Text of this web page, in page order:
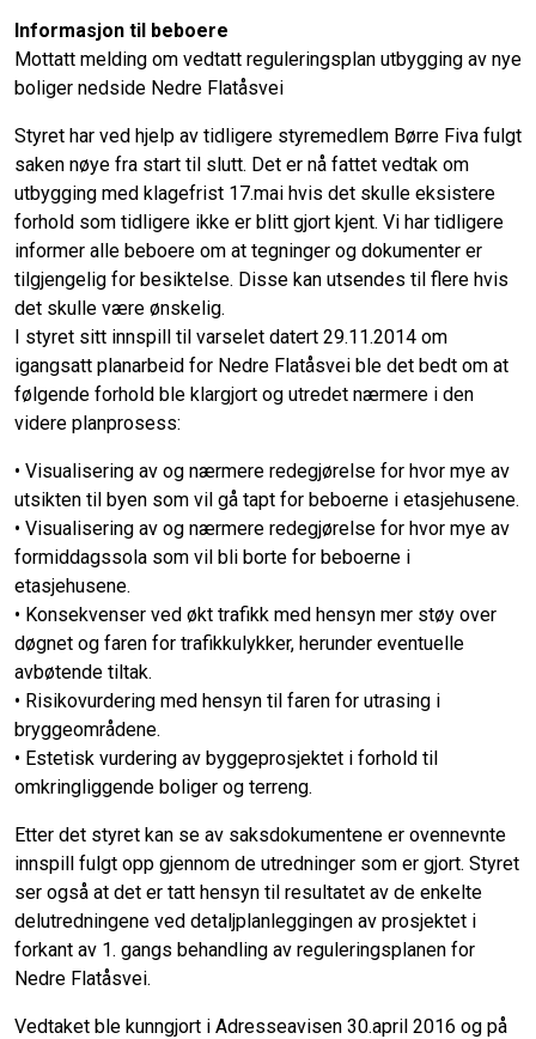
Informasjon til beboere
Mottatt melding om vedtatt reguleringsplan utbygging av nye
boliger nedside Nedre Flatåsvei
Styret har ved hjelp av tidligere styremedlem Børre Fiva fulgt
saken nøye fra start til slutt. Det er nå fattet vedtak om
utbygging med klagefrist 17.mai hvis det skulle eksistere
forhold som tidligere ikke er blitt gjort kjent. Vi har tidligere
informer alle beboere om at tegninger og dokumenter er
tilgjengelig for besiktelse. Disse kan utsendes til flere hvis
det skulle være ønskelig.
I styret sitt innspill til varselet datert 29.11.2014 om
igangsatt planarbeid for Nedre Flatåsvei ble det bedt om at
følgende forhold ble klargjort og utredet nærmere i den
videre planprosess:
• Visualisering av og nærmere redegjørelse for hvor mye av
utsikten til byen som vil gå tapt for beboerne i etasjehusene.
• Visualisering av og nærmere redegjørelse for hvor mye av
formiddagssola som vil bli borte for beboerne i
etasjehusene.
• Konsekvenser ved økt trafikk med hensyn mer støy over
døgnet og faren for trafikkulykker, herunder eventuelle
avbøtende tiltak.
• Risikovurdering med hensyn til faren for utrasing i
bryggeområdene.
• Estetisk vurdering av byggeprosjektet i forhold til
omkringliggende boliger og terreng.
Etter det styret kan se av saksdokumentene er ovennevnte
innspill fulgt opp gjennom de utredninger som er gjort. Styret
ser også at det er tatt hensyn til resultatet av de enkelte
delutredningene ved detaljplanleggingen av prosjektet i
forkant av 1. gangs behandling av reguleringsplanen for
Nedre Flatåsvei.
Vedtaket ble kunngjort i Adresseavisen 30.april 2016 og på